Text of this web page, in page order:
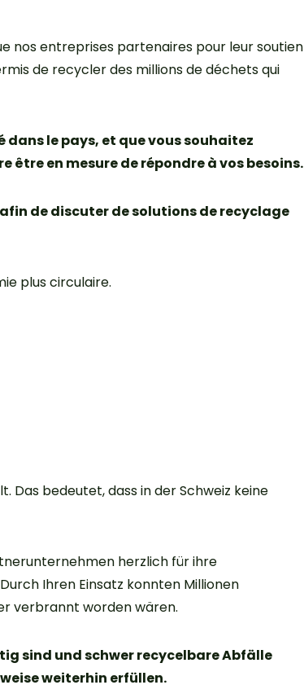
nos entreprises partenaires pour leur soutien
de recycler des millions de déchets qui
dans le pays, et que vous souhaitez
en mesure de répondre à vos besoins.
afin de discuter de solutions de recyclage
plus circulaire.
Das bedeutet, dass in der Schweiz keine
herzlich für ihre
Ihren Einsatz konnten Millionen
verbrannt worden wären.
sind und schwer recycelbare Abfälle
weiterhin erfüllen.